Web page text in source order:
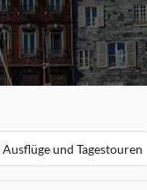
Ausflüge und Tagestouren